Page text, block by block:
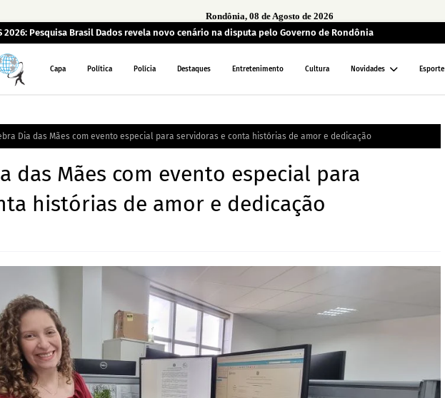
Rondônia, 08 de Agosto de 2026
2026: Pesquisa Brasil Dados revela novo cenário na disputa pelo Governo de Rondônia
Capa Política Polícia Destaques Entretenimento Cultura Novidades Esporte
Dia das Mães com evento especial para servidoras e conta histórias de amor e dedicação
das Mães com evento especial para
histórias de amor e dedicação